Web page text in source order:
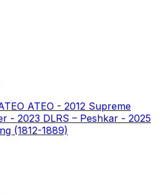
ATEO - 2012 Supreme
- 2023 DLRS – Peshkar - 2025
(1812-1889)